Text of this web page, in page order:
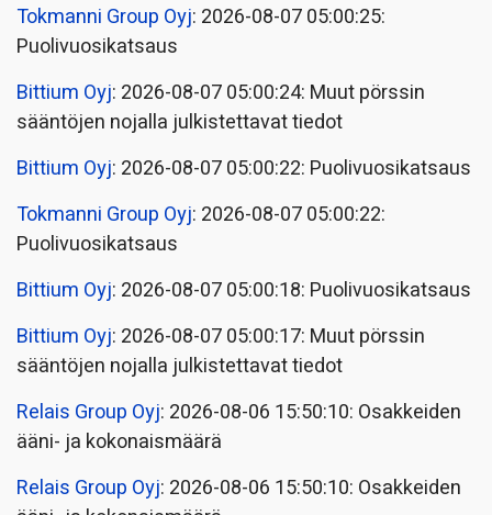
Tokmanni Group Oyj: 2026-08-07 05:00:25:
Puolivuosikatsaus
Bittium Oyj: 2026-08-07 05:00:24: Muut pörssin
sääntöjen nojalla julkistettavat tiedot
Bittium Oyj: 2026-08-07 05:00:22: Puolivuosikatsaus
Tokmanni Group Oyj: 2026-08-07 05:00:22:
Puolivuosikatsaus
Bittium Oyj: 2026-08-07 05:00:18: Puolivuosikatsaus
Bittium Oyj: 2026-08-07 05:00:17: Muut pörssin
sääntöjen nojalla julkistettavat tiedot
Relais Group Oyj: 2026-08-06 15:50:10: Osakkeiden
ääni- ja kokonaismäärä
Relais Group Oyj: 2026-08-06 15:50:10: Osakkeiden